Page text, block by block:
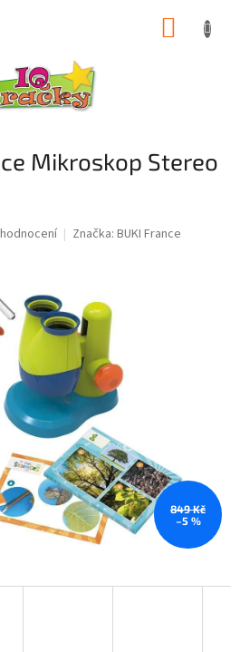
Mikroskop Stereo
Značka: BUKI France
849 Kč
–5 %